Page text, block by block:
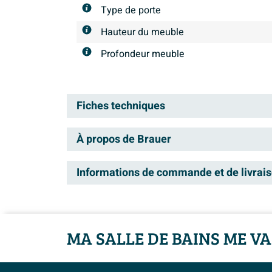
Type de porte
Hauteur du meuble
Profondeur meuble
Fiches techniques
Manuel d'installation
Information technique du produit
À propos de Brauer
Brauer répond à tous vos
détail et prix attractif. En
tendance.
Garantie Brauer
Informations de commande et de
pouvez choisir un jour de livraison qui vous
MA SALLE DE BAINS ME